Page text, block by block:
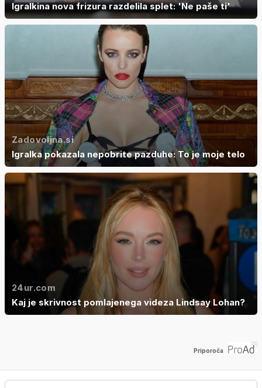
Igralkina nova frizura razdelila splet: 'Ne paše ti'
Zadovoljna.si
Igralka pokazala nepobrite pazduhe: To je moje telo
24ur.com
Kaj je skrivnost pomlajenega videza Lindsay Lohan?
Priporoča